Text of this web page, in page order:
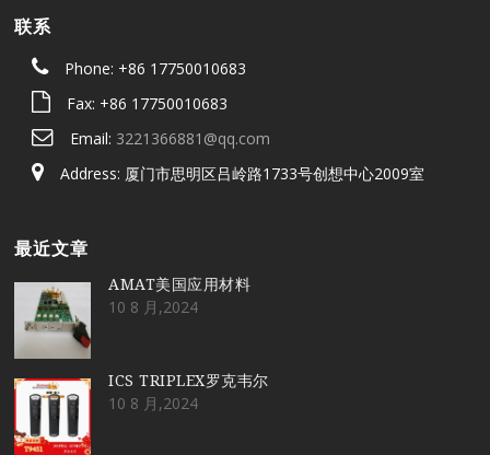
联系
Phone: +86 17750010683
Fax: +86 17750010683
Email: 3221366881@qq.com
Address: 厦门市思明区吕岭路1733号创想中心2009室
最近文章
AMAT美国应用材料
10 8 月,2024
ICS TRIPLEX罗克韦尔
10 8 月,2024